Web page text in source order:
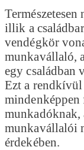
illik a
vendégkör
munkavállaló,
egy családban
Ezt a
munkadóknak,
munkavállalói
érdekében.